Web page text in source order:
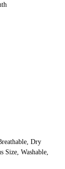
Dry
Size, Washable,